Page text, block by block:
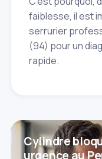
faiblesse, il est
serrurier
(94) pour un
rapide.
Cylindre
urgence au